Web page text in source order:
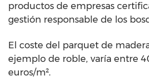
productos de empresas
gestión responsable de los
El coste del parquet de
ejemplo de roble, varía entre
euros/m².